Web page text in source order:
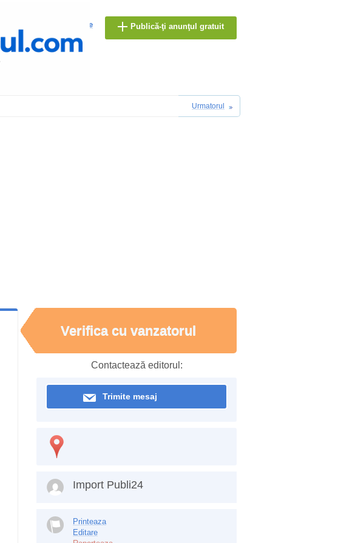
Autentificare Publică-ţi anunţul gratuit
Urmatorul
Verifica cu vanzatorul
Contactează editorul:
Trimite mesaj
Import Publi24
Printeaza
Editare